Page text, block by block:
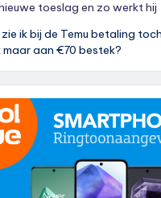
toeslag en zo werkt hij
ik bij de Temu betaling
maar aan €70 bestek?